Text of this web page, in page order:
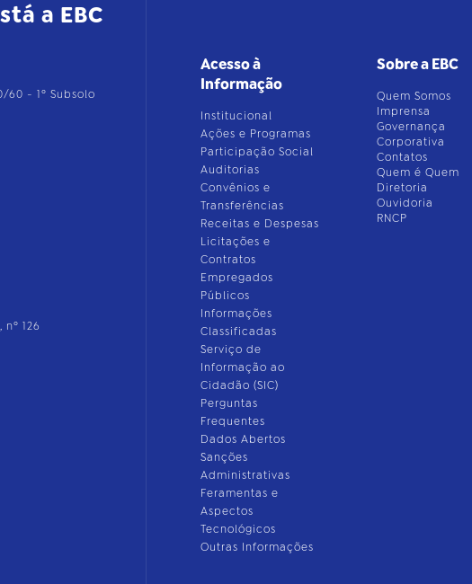
a EBC
60 - 1º Subsolo
126
Acesso à
Informação
Institucional
Ações e Programas
Participação Social
Auditorias
Convênios e
Transferências
Receitas e Despesas
Licitações e
Contratos
Empregados
Públicos
Informações
Classificadas
Serviço de
Informação ao
Cidadão (SIC)
Perguntas
Frequentes
Dados Abertos
Sanções
Administrativas
Feramentas e
Aspectos
Tecnológicos
Outras Informações
Sobre a EBC
Quem Somos
Imprensa
Governança
Corporativa
Contatos
Quem é Quem
Diretoria
Ouvidoria
RNCP